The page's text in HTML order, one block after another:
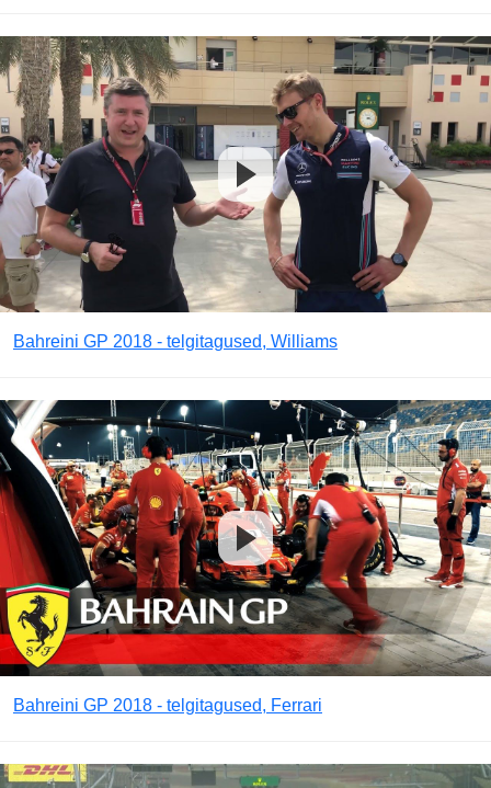
Bahreini GP 2018 - telgitagused, Williams
Bahreini GP 2018 - telgitagused, Ferrari